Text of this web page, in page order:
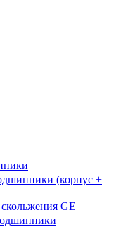
(корпус +
GE